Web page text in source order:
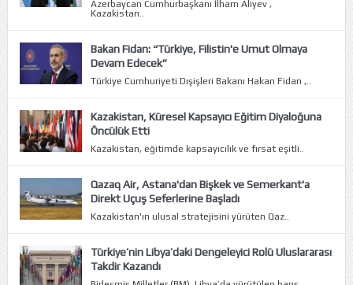
Azerbaycan Cumhurbaşkanı İlham Aliyev ,
Kazakistan..
Bakan Fidan: “Türkiye, Filistin'e Umut Olmaya
Devam Edecek”
Türkiye Cumhuriyeti Dışişleri Bakanı Hakan Fidan ,..
Kazakistan, Küresel Kapsayıcı Eğitim Diyaloğuna
Öncülük Etti
Kazakistan, eğitimde kapsayıcılık ve fırsat eşitli..
Qazaq Air, Astana'dan Bişkek ve Semerkant'a
Direkt Uçuş Seferlerine Başladı
Kazakistan'ın ulusal stratejisini yürüten Qaz..
Türkiye’nin Libya’daki Dengeleyici Rolü Uluslararası
Takdir Kazandı